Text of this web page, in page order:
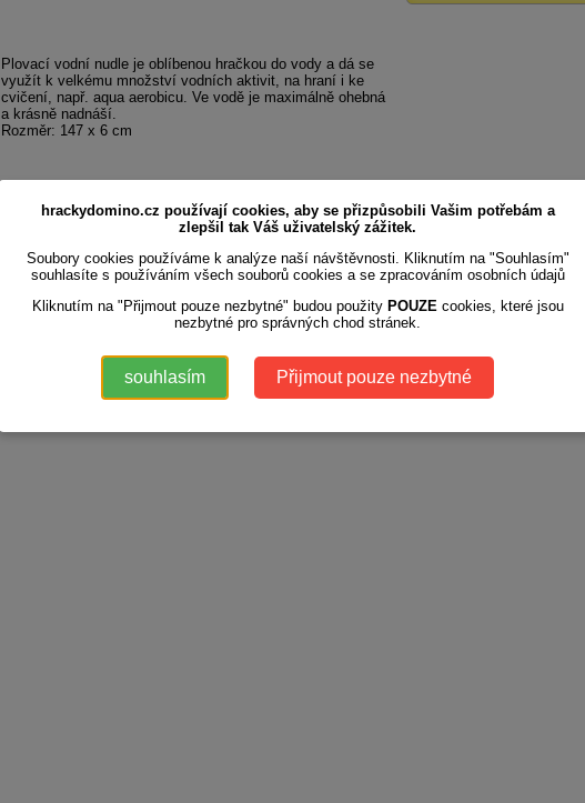
Plovací vodní nudle je oblíbenou hračkou do vody a dá se
využít k velkému množství vodních aktivit, na hraní i ke
cvičení, např. aqua aerobicu. Ve vodě je maximálně ohebná
a krásně nadnáší.
Rozměr: 147 x 6 cm
hrackydomino.cz používají cookies, aby se přizpůsobili Vašim potřebám a
zlepšil tak Váš uživatelský zážitek.
Soubory cookies používáme k analýze naší návštěvnosti. Kliknutím na "Souhlasím"
souhlasíte s používáním všech souborů cookies a se zpracováním osobních údajů
Kliknutím na "Přijmout pouze nezbytné" budou použity POUZE cookies, které jsou
nezbytné pro správných chod stránek.
souhlasím Přijmout pouze nezbytné